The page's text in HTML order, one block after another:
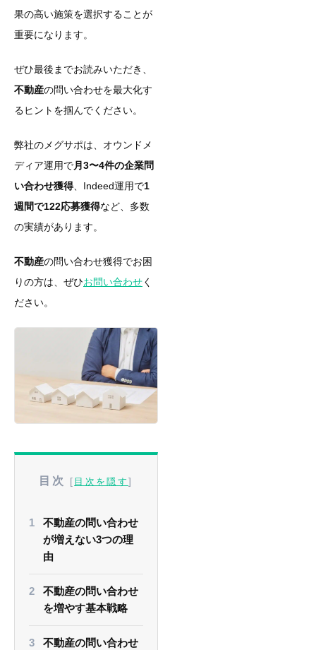
果の高い施策を選択することが
重要になります。
ぜひ最後までお読みいただき、
不動産の問い合わせを最大化す
るヒントを掴んでください。
弊社のメグサポは、オウンドメ
ディア運用で月3〜4件の企業問
い合わせ獲得 、Indeed運用で1
週間で122応募獲得など、多数
の実績があります。
不動産の問い合わせ獲得でお困
りの方は、ぜひお問い合わせく
ださい。
目次 [ 目次を隠す]
不動産の問い合わせ
が増えない3つの理
由
不動産の問い合わせ
を増やす基本戦略
不動産の問い合わせ